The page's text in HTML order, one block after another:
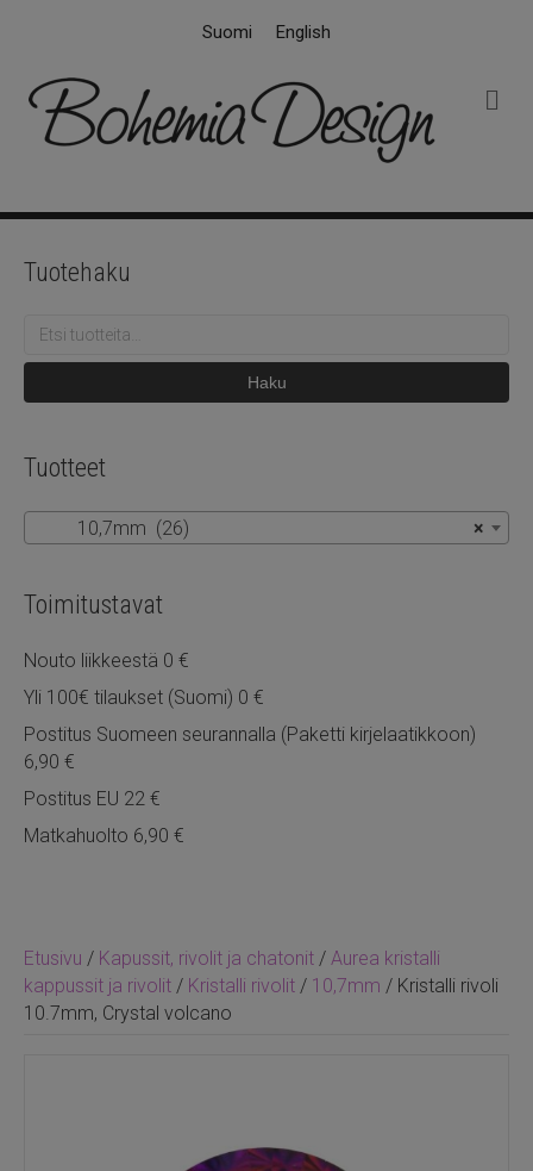
Suomi English
k
Etusivu / Kapussit, rivolit ja chatonit / Aurea kristalli
kappussit ja rivolit / Kristalli rivolit / 10,7mm / Kristalli rivoli
10.7mm, Crystal volcano
Tuotehaku
Etsi:
Haku
Tuotteet
×
10,7mm (26)
Toimitustavat
Nouto liikkeestä 0 €
Yli 100€ tilaukset (Suomi) 0 €
Postitus Suomeen seurannalla (Paketti kirjelaatikkoon)
6,90 €
Postitus EU 22 €
Matkahuolto 6,90 €